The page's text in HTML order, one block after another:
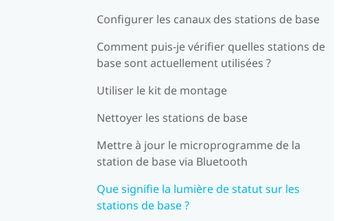
Configurer les canaux des stations de base
Comment puis-je vérifier quelles stations de
base sont actuellement utilisées ?
Utiliser le kit de montage
Nettoyer les stations de base
Mettre à jour le microprogramme de la
station de base via Bluetooth
Que signifie la lumière de statut sur les
stations de base ?